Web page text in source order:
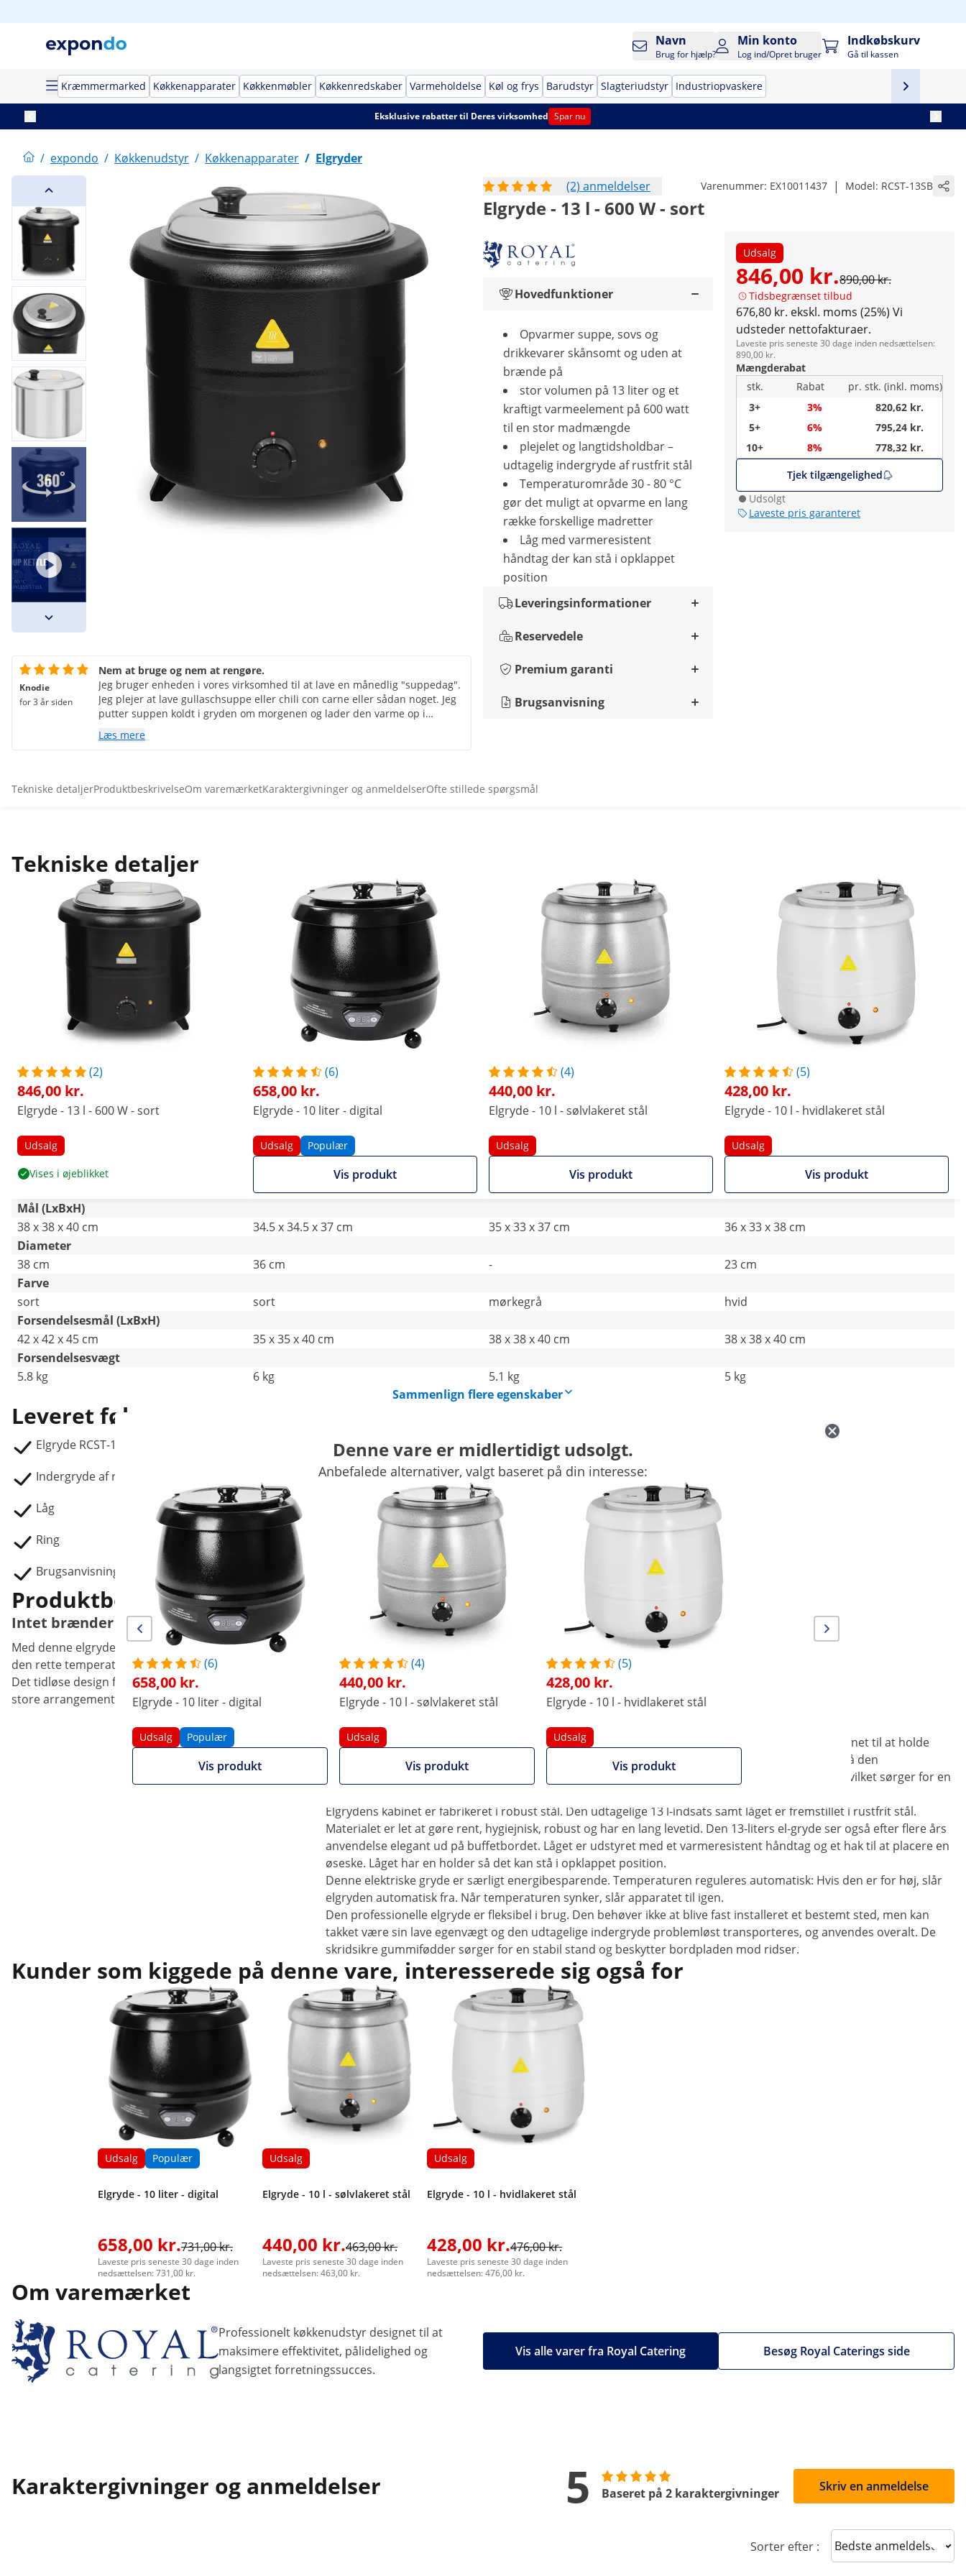
Navn
Brug for hjælp?
Min konto
Log ind/Opret bruger
Indkøbskurv
Gå til kassen
Kræmmermarked Køkkenapparater Køkkenmøbler Køkkenredskaber Varmeholdelse Køl og frys Barudstyr Slagteriudstyr Industriopvaskere
Eksklusive rabatter til Deres virksomhed Spar nu
/ expondo / Køkkenudstyr / Køkkenapparater / Elgryder
(2) anmeldelser
Varenummer: EX10011437 | Model: RCST-13SB
Elgryde - 13 l - 600 W - sort
Udsalg
846,00 kr.890,00 kr.
Tidsbegrænset tilbud
676,80 kr. ekskl. moms (25%) Vi
udsteder nettofakturaer.
Laveste pris seneste 30 dage inden nedsættelsen:
890,00 kr.
Mængderabat
stk.
Rabat
pr. stk. (inkl. moms)
3+
3%
820,62 kr.
5+
6%
795,24 kr.
10+
8%
778,32 kr.
Tjek tilgængelighed
Udsolgt
Laveste pris garanteret
Hovedfunktioner
Opvarmer suppe, sovs og
drikkevarer skånsomt og uden at
brænde på
stor volumen på 13 liter og et
kraftigt varmeelement på 600 watt
til en stor madmængde
plejelet og langtidsholdbar –
udtagelig indergryde af rustfrit stål
Temperaturområde 30 - 80 °C
gør det muligt at opvarme en lang
række forskellige madretter
Låg med varmeresistent
håndtag der kan stå i opklappet
position
Leveringsinformationer
Reservedele
Premium garanti
Brugsanvisning
Knodie
for 3 år siden
Nem at bruge og nem at rengøre.
Jeg bruger enheden i vores virksomhed til at lave en månedlig "suppedag".
Jeg plejer at lave gullaschsuppe eller chili con carne eller sådan noget. Jeg
putter suppen koldt i gryden om morgenen og lader den varme op i
gullaschsuppe varm. Så skruer jeg lidt ned for temperaturen, så der kan
Læs mere
Tekniske detaljerProduktbeskrivelseOm varemærketKaraktergivninger og anmeldelserOfte stillede spørgsmål
Tekniske detaljer
(2)
846,00 kr.
Elgryde - 13 l - 600 W - sort
Udsalg
Vises i øjeblikket
(6)
658,00 kr.
Elgryde - 10 liter - digital
Udsalg Populær
Vis produkt
(4)
440,00 kr.
Elgryde - 10 l - sølvlakeret stål
Udsalg
Vis produkt
(5)
428,00 kr.
Elgryde - 10 l - hvidlakeret stål
Udsalg
Vis produkt
Mål (LxBxH)
38 x 38 x 40 cm
34.5 x 34.5 x 37 cm 35 x 33 x 37 cm
36 x 33 x 38 cm
Diameter
38 cm
36 cm -
23 cm
Farve
sort
sort mørkegrå
hvid
Forsendelsesmål (LxBxH)
42 x 42 x 45 cm
35 x 35 x 40 cm 38 x 38 x 40 cm
38 x 38 x 40 cm
Forsendelsesvægt
5.8 kg
6 kg 5.1 kg
5 kg
Sammenlign flere egenskaber
Leveret følger
Elgryde RCST-13SB
Indergryde af rustfrit stål
Låg
Ring
Brugsanvisning
Denne vare er midlertidigt udsolgt.
Anbefalede alternativer, valgt baseret på din interesse:
(6)
658,00 kr.
Elgryde - 10 liter - digital
Udsalg Populær
Vis produkt
(4)
440,00 kr.
Elgryde - 10 l - sølvlakeret stål
Udsalg
Vis produkt
(5)
428,00 kr.
Elgryde - 10 l - hvidlakeret stål
Udsalg
Vis produkt
Produktbeskrivelse
Intet brænder på i denne elgryde
Med denne elgryde kan du holde madretter som suppe, gryderet og sovs serveringsklar i et længere tidsrum på
den rette temperatur. Den sorte, tunge elgryde med indsats af rustfrit stål præsenterer madvarerne for gæsterne.
Det tidløse design fra Royal Catering er perfekt til restaurant, hotel, tag selv-bord, catering, kantine, cafeteria og
store arrangementer. Køkkenudstyret fra Royal Catering er langtidsholdbart og af høj kvalitet.
Den elektriske gryde har en effekt på 600 watt og en volumen på 13 liter. Den er derfor perfekt egnet til at holde
suppe, sovs og varme drikke på den rigtige serveringstemperatur. Temperaturen kan indstilles på den
fuldautomatiske termostat fra 30 til 80 °C. Mellem gryden og indsatsen befinder sig et vandbad hvilket sørger for en
Elgrydens kabinet er fabrikeret i robust stål. Den udtagelige 13 l-indsats samt låget er fremstillet i rustfrit stål.
Materialet er let at gøre rent, hygiejnisk, robust og har en lang levetid. Den 13-liters el-gryde ser også efter flere års
anvendelse elegant ud på buffetbordet. Låget er udstyret med et varmeresistent håndtag og et hak til at placere en
øseske. Låget har en holder så det kan stå i opklappet position.
Denne elektriske gryde er særligt energibesparende. Temperaturen reguleres automatisk: Hvis den er for høj, slår
elgryden automatisk fra. Når temperaturen synker, slår apparatet til igen.
Den professionelle elgryde er fleksibel i brug. Den behøver ikke at blive fast installeret et bestemt sted, men kan
takket være sin lave egenvægt og den udtagelige indergryde problemløst transporteres, og anvendes overalt. De
skridsikre gummifødder sørger for en stabil stand og beskytter bordpladen mod ridser.
Kunder som kiggede på denne vare, interesserede sig også for
Udsalg Populær
Elgryde - 10 liter - digital
658,00 kr.731,00 kr.
Laveste pris seneste 30 dage inden
nedsættelsen: 731,00 kr.
Udsalg
Elgryde - 10 l - sølvlakeret stål
440,00 kr.463,00 kr.
Laveste pris seneste 30 dage inden
nedsættelsen: 463,00 kr.
Udsalg
Elgryde - 10 l - hvidlakeret stål
428,00 kr.476,00 kr.
Laveste pris seneste 30 dage inden
nedsættelsen: 476,00 kr.
Om varemærket
Professionelt køkkenudstyr designet til at
maksimere effektivitet, pålidelighed og
langsigtet forretningssucces.
Besøg Royal Caterings side
Vis alle varer fra Royal Catering
Karaktergivninger og anmeldelser 5 Baseret på 2 karaktergivninger Skriv en anmeldelse
Sorter efter : Sort reviews